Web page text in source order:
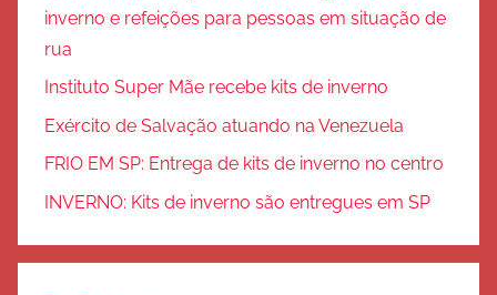
inverno e refeições para pessoas em situação de
rua
Instituto Super Mãe recebe kits de inverno
Exército de Salvação atuando na Venezuela
FRIO EM SP: Entrega de kits de inverno no centro
INVERNO: Kits de inverno são entregues em SP